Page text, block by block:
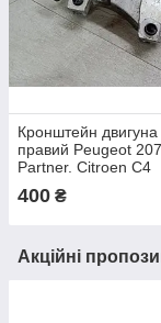
Кронштейн двигуна
правий Peugeot
Partner. Citroen C4
Picasso, Berlingo.
9688615780.
400 ₴
Акційні